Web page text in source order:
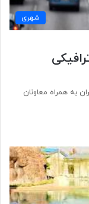
شهری
به همراه معاونان